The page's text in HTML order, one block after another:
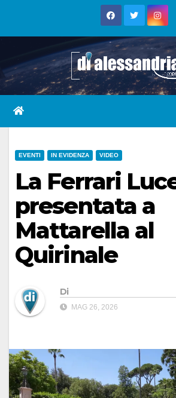
EVENTI IN EVIDENZA VIDEO
La Ferrari
presentata a
Mattarella al
Quirinale
Di
MAG 26, 2026